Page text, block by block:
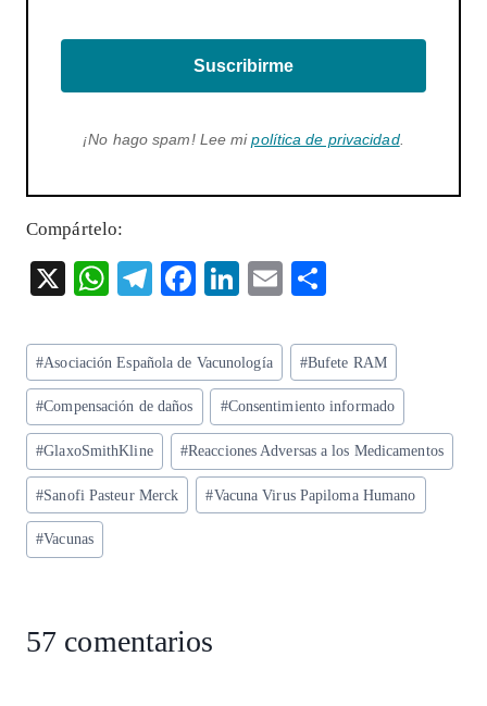
Suscribirme
¡No hago spam! Lee mipolítica de privacidad.
Compártelo:
X
W
ts
A
p
p
T
eg
ra
m
F
eb
o
o
k
Li
ke
dI
n
E
ai
l
re
Etiquetas
de
la
entrada:
#Asociación Española de Vacunología #Bufete RAM
#Compensación de daños #Consentimiento informado
#GlaxoSmithKline #Reacciones Adversas a los Medicamentos
#Sanofi Pasteur Merck #Vacuna Virus Papiloma Humano
#Vacunas
57 comentarios